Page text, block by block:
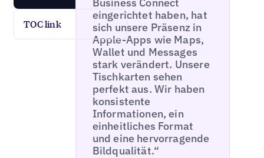
TOC link
eingerichtet haben, hat
sich unsere Präsenz in
Apple-Apps wie Maps,
Wallet und Messages
stark verändert. Unsere
Tischkarten sehen
perfekt aus. Wir haben
konsistente
Informationen, ein
einheitliches Format
und eine hervorragende
Bildqualität.“